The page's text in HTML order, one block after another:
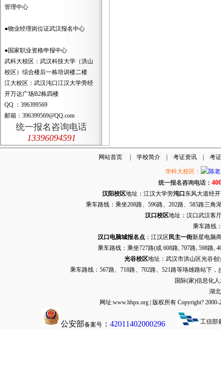
管理中心
●物业经理岗位证武汉报名中心
●国家职业资格申报中心
武科大校区：武汉科技大学（洪山
校区）综合楼后一栋培训楼二楼
江大校区：武汉沌口江汉大学旁经
开万达广场B2栋四楼
QQ ：396399569
邮箱：396399569@QQ.com
统一报名咨询电话
13396094591
网站首页| 学校简介| 考证资讯| 考
华科大校区：
统一报名咨询电话：
汉阳校区地址：江汉大学旁沌口 东风大道经
乘车路线：乘坐208路、596路、202路、585路三
汉口校区地址：汉口武汉客
乘车路线
汉口电脑城报名点：江汉区 民主一街新星电脑
乘车路线：乘坐727路(或 608路, 707路, 598路,
光谷校区地址：武汉市洪山区光谷创
乘车路线：567路、718路、702路、521路等珞雄路站下
国际(家)信息化
湖
网址:www.hbpx.org | 版权所有 Copyright?
公安部备案号 ： 42011402000296 工信部